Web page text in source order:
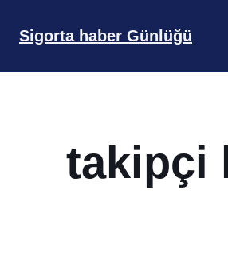
Sigorta haber Günlüğü
takipçi